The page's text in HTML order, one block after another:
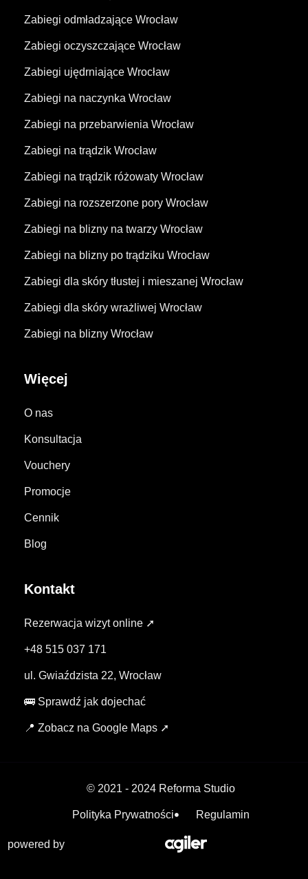
Zabiegi odmładzające Wrocław
Zabiegi oczyszczające Wrocław
Zabiegi ujędrniające Wrocław
Zabiegi na naczynka Wrocław
Zabiegi na przebarwienia Wrocław
Zabiegi na trądzik Wrocław
Zabiegi na trądzik różowaty Wrocław
Zabiegi na rozszerzone pory Wrocław
Zabiegi na blizny na twarzy Wrocław
Zabiegi na blizny po trądziku Wrocław
Zabiegi dla skóry tłustej i mieszanej Wrocław
Zabiegi dla skóry wrażliwej Wrocław
Zabiegi na blizny Wrocław
Więcej
O nas
Konsultacja
Vouchery
Promocje
Cennik
Blog
Kontakt
Rezerwacja wizyt online ➚
+48 515 037 171
ul. Gwiaździsta 22, Wrocław
🚌 Sprawdź jak dojechać
📍 Zobacz na Google Maps ➚
© 2021 - 2024 Reforma Studio
Polityka Prywatności Regulamin
powered by